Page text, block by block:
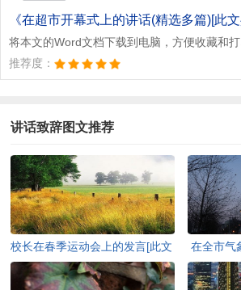
将本文的Word文档下载到电脑，方便收藏和
推荐度：
讲话致辞图文推荐
校长在春季运动会上的发言[此文
共3061字]
在全市气
会上的